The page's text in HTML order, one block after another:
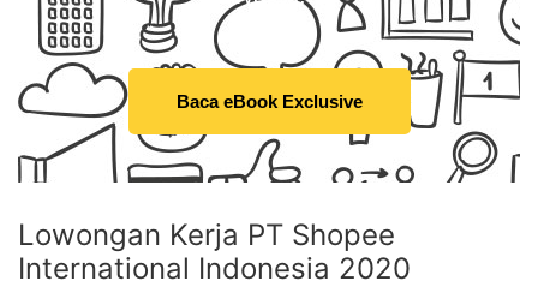
Baca eBook Exclusive
Lowongan Kerja PT Shopee
International Indonesia 2020